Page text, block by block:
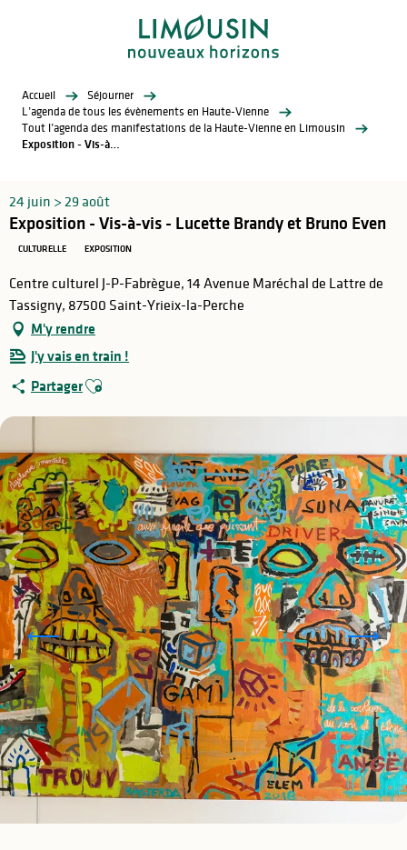
Accueil
Séjourner
L’agenda de tous les évènements en Haute-Vienne
Tout l’agenda des manifestations de la Haute-Vienne en Limousin
Exposition - Vis-à-vis - Lucette Brandy et Bruno Even
24 juin > 29 août
Exposition - Vis-à-vis - Lucette Brandy et Bruno Even
CULTURELLE EXPOSITION
Centre culturel J-P-Fabrègue, 14 Avenue Maréchal de Lattre de
Tassigny, 87500 Saint-Yrieix-la-Perche
M'y rendre
J'y vais en train !
PartagerAjouter aux favoris